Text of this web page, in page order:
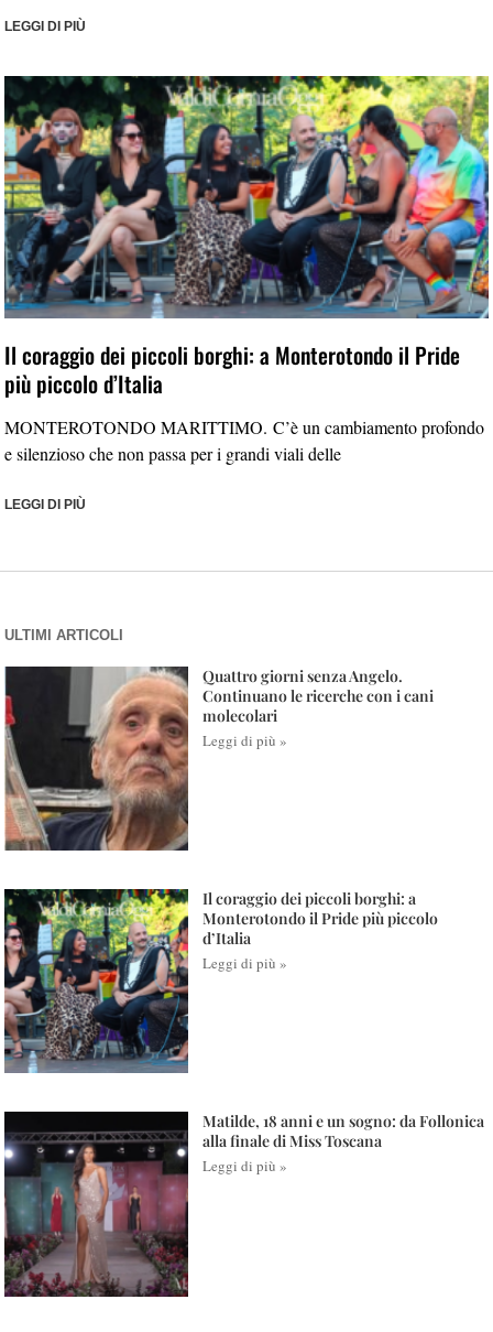
LEGGI DI PIÙ
Il coraggio dei piccoli borghi: a Monterotondo il Pride
più piccolo d’Italia
MONTEROTONDO MARITTIMO. C’è un cambiamento profondo
e silenzioso che non passa per i grandi viali delle
LEGGI DI PIÙ
ULTIMI ARTICOLI
Quattro giorni senza Angelo.
Continuano le ricerche con i cani
molecolari
Leggi di più »
Il coraggio dei piccoli borghi: a
Monterotondo il Pride più piccolo
d’Italia
Leggi di più »
Matilde, 18 anni e un sogno: da Follonica
alla finale di Miss Toscana
Leggi di più »